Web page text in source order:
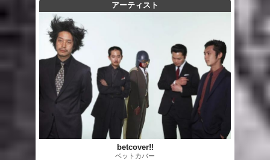
アーティスト
betcover!!
ベットカバー